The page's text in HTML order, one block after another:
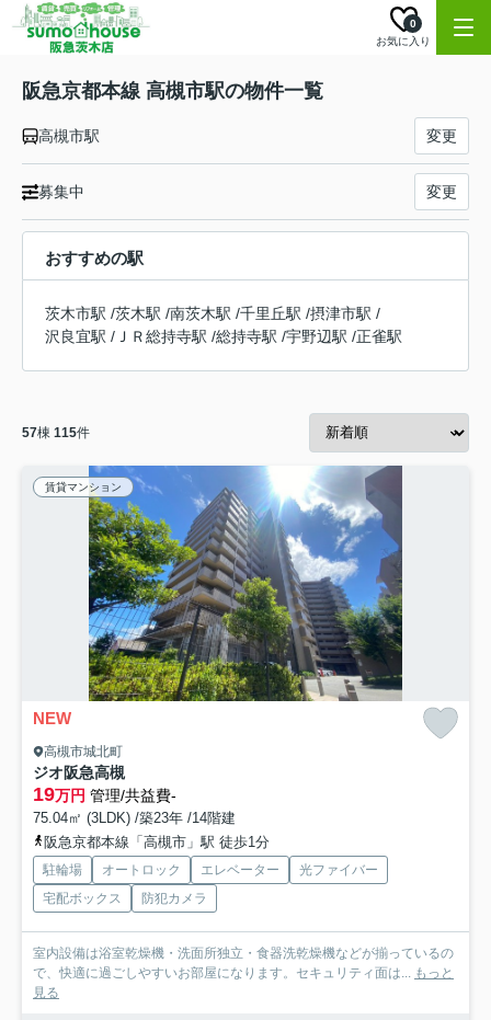
お気に入り
0
阪急京都本線 高槻市駅の物件一覧
高槻市駅 変更
募集中 変更
おすすめの駅
茨木市駅 /茨木駅 /南茨木駅 /千里丘駅 /摂津市駅 /
沢良宜駅 / ＪＲ総持寺駅 /総持寺駅 /宇野辺駅 /正雀駅
57棟 115件
賃貸マンション
NEW
高槻市城北町
ジオ阪急高槻
19万円 管理/共益費-
75.04㎡ (3LDK) /築23年 /14階建
阪急京都本線「高槻市」駅 徒歩1分
駐輪場 オートロック エレベーター
光ファイバー
宅配ボックス
防犯カメラ
室内設備は浴室乾燥機・洗面所独立・食器洗乾燥機などが揃っているの
で、快適に過ごしやすいお部屋になります。セキュリティ面は... もっと
見る